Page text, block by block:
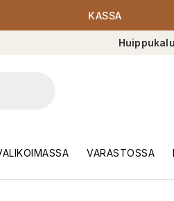
KASSA
VARASTOSSA